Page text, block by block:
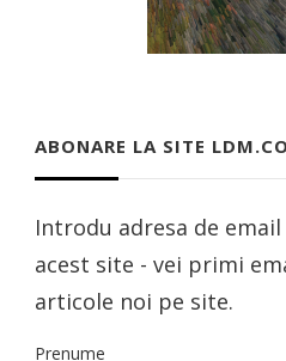
ABONARE LA SITE
Introdu adresa de
acest site - vei primi
articole noi pe site.
Prenume